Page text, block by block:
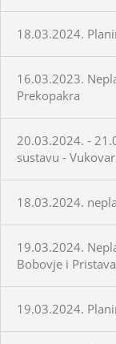
18.03.2024.
16.03.2023.
Prekopakra
20.03.2024. -
sustavu - Vukovar
18.03.2024.
19.03.2024.
Bobovje i
19.03.2024.